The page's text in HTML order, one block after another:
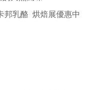
邦乳酪 烘焙展優惠中